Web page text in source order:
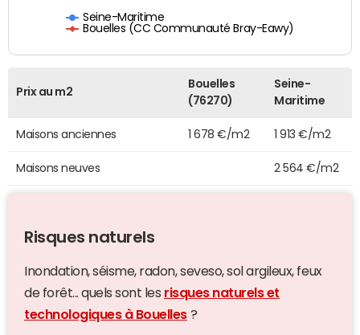
Seine-Maritime
Bouelles (CC Communauté Bray-Eawy)
Prix au m2
Bouelles
(76270)
Seine-
Maritime
Maisons anciennes 1 678 €/m2 1 913 €/m2
Maisons neuves 2 564 €/m2
Risques naturels
Inondation, séisme, radon, seveso, sol argileux, feux
de forêt... quels sont les risques naturels et
technologiques à Bouelles ?